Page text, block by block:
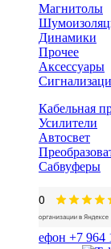
Магнитолы
Динамики
Прочее
Аксессуары
Кабельная
Усилители
Автосвет
Сабвуферы
+7 964